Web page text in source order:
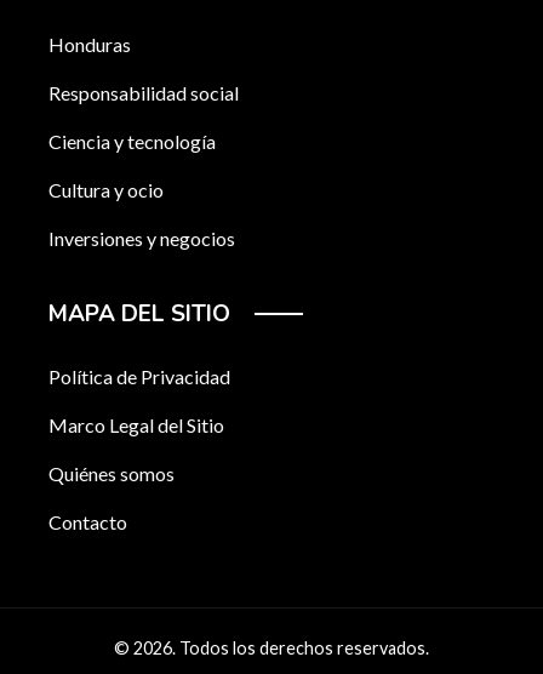
Honduras
Responsabilidad social
Ciencia y tecnología
Cultura y ocio
Inversiones y negocios
MAPA DEL SITIO
Política de Privacidad
Marco Legal del Sitio
Quiénes somos
Contacto
© 2026. Todos los derechos reservados.